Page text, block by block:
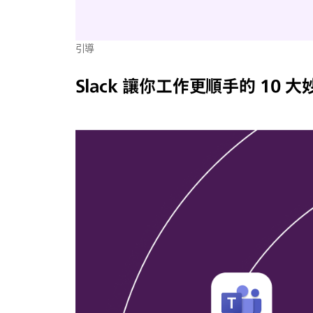
引導
Slack 讓你工作更順手的 10 大